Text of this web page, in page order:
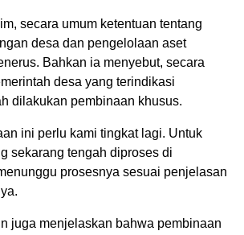
secara umum ketentuan tentang
desa dan pengelolaan aset
Bahkan ia menyebut, secara
desa yang terindikasi
dilakukan pembinaan khusus.
ini perlu kami tingkat lagi. Untuk
sekarang tengah diproses di
prosesnya sesuai penjelasan
juga menjelaskan bahwa pembinaan